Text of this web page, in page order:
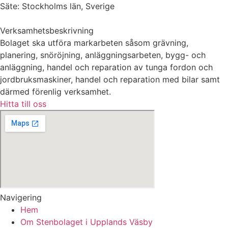
Säte: Stockholms län, Sverige
Verksamhetsbeskrivning
Bolaget ska utföra markarbeten såsom grävning,
planering, snöröjning, anläggningsarbeten, bygg- och
anläggning, handel och reparation av tunga fordon och
jordbruksmaskiner, handel och reparation med bilar samt
därmed förenlig verksamhet.
Hitta till oss
Navigering
Hem
Om Stenbolaget i Upplands Väsby